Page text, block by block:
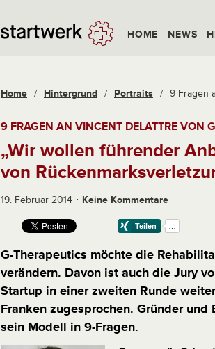
HOME NEWS
Home / Hintergrund / Portraits / 9 Fragen
9 FRAGEN AN VINCENT DELATTRE VON
„Wir wollen führender
von
19. Februar 2014 Keine Kommentare
G-Therapeutics möchte die
verändern. Davon ist auch die Jury
Startup in einer zweiten Runde
Franken zugesprochen. Gründer
sein Modell in 9-Fragen.